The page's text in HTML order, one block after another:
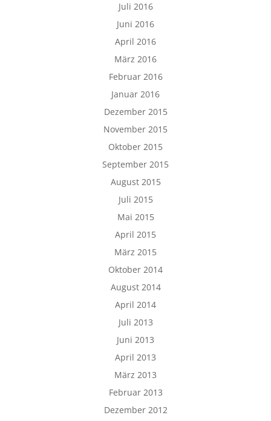
Juli 2016
Juni 2016
April 2016
März 2016
Februar 2016
Januar 2016
Dezember 2015
November 2015
Oktober 2015
September 2015
August 2015
Juli 2015
Mai 2015
April 2015
März 2015
Oktober 2014
August 2014
April 2014
Juli 2013
Juni 2013
April 2013
März 2013
Februar 2013
Dezember 2012